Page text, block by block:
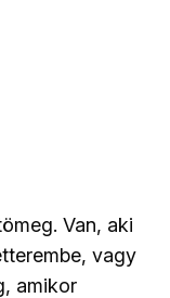
Van, aki
vagy
amikor